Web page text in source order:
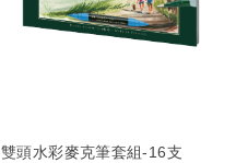
雙頭水彩麥克筆套組-16支